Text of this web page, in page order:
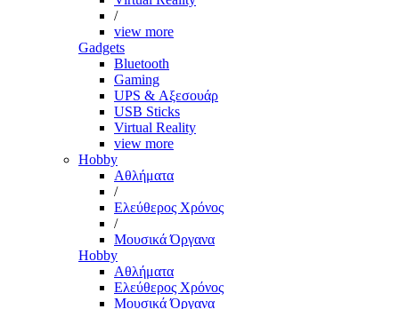
/
view more
Gadgets
Bluetooth
Gaming
UPS & Αξεσουάρ
USB Sticks
Virtual Reality
view more
Hobby
Αθλήματα
/
Ελεύθερος Χρόνος
/
Μουσικά Όργανα
Hobby
Αθλήματα
Ελεύθερος Χρόνος
Μουσικά Όργανα